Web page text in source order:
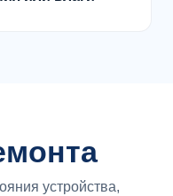
устройства,